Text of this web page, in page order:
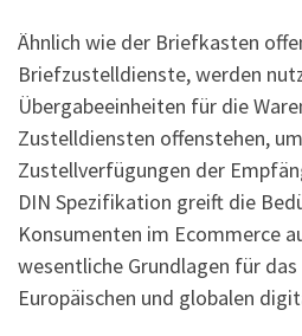
Ähnlich wie der Briefkasten
Briefzustelldienste, werden
Übergabeeinheiten für die
Zustelldiensten offenstehen,
Zustellverfügungen der
DIN Spezifikation greift die
Konsumenten im Ecommerce
wesentliche Grundlagen für
Europäischen und globalen